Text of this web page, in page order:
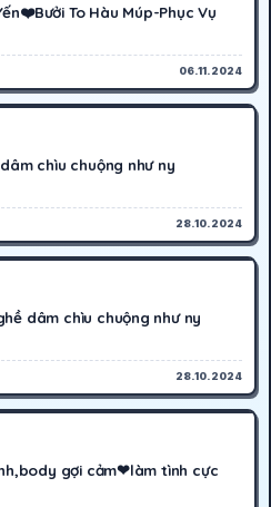
To Hàu Múp-Phục Vụ
06.11.2024
chìu chuộng như ny
28.10.2024
dâm chìu chuộng như ny
28.10.2024
gợi cảm❤làm tình cực